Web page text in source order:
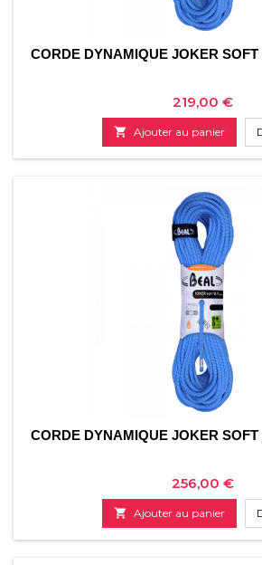
CORDE DYNAMIQUE JOKER
Prix
219,00 €
 Ajouter au panier
CORDE DYNAMIQUE JOKER
Prix
256,00 €
 Ajouter au panier